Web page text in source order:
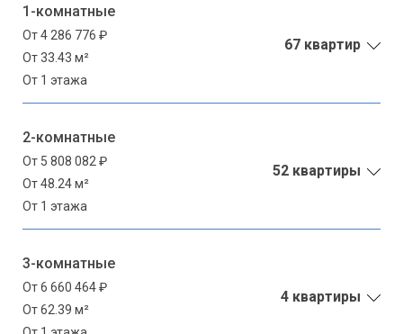
1-комнатные
От 4 286 776 ₽
От 33.43 м²
От 1 этажа
67 квартир
2-комнатные
От 5 808 082 ₽
От 48.24 м²
От 1 этажа
52 квартиры
3-комнатные
От 6 660 464 ₽
От 62.39 м²
4 квартиры